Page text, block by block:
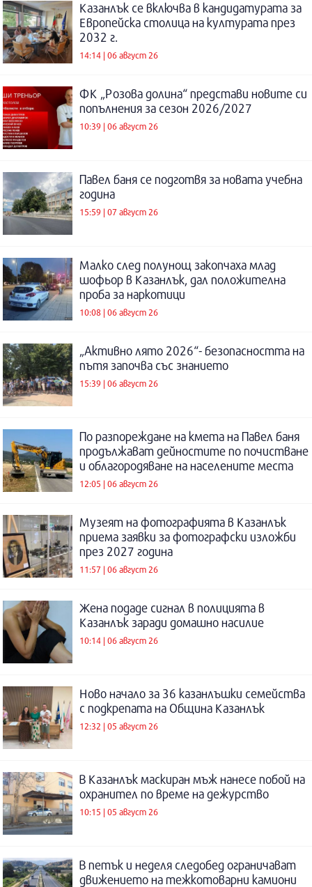
Казанлък се включва в кандидатурата за
Европейска столица на културата през
2032 г.
14:14 | 06 август 26
ФК „Розова долина“ представи новите си
попълнения за сезон 2026/2027
10:39 | 06 август 26
Павел баня се подготвя за новата учебна
година
15:59 | 07 август 26
Малко след полунощ закопчаха млад
шофьор в Казанлък, дал положителна
проба за наркотици
10:08 | 06 август 26
„Активно лято 2026“- безопасността на
пътя започва със знанието
15:39 | 06 август 26
По разпореждане на кмета на Павел баня
продължават дейностите по почистване
и облагородяване на населените места
12:05 | 06 август 26
Музеят на фотографията в Казанлък
приема заявки за фотографски изложби
през 2027 година
11:57 | 06 август 26
Жена подаде сигнал в полицията в
Казанлък заради домашно насилие
10:14 | 06 август 26
Ново начало за 36 казанлъшки семейства
с подкрепата на Община Казанлък
12:32 | 05 август 26
В Казанлък маскиран мъж нанесе побой на
охранител по време на дежурство
10:15 | 05 август 26
В петък и неделя следобед ограничават
движението на тежкотоварни камиони